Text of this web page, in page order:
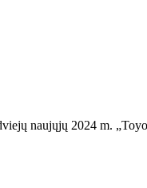
naujųjų 2024 m.